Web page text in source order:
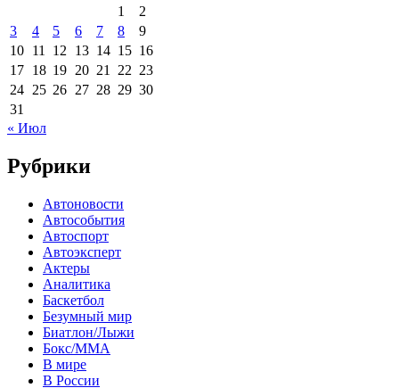
1
2
3
4 5 6 7 8
9
10 11 12 13 14 15 16
17 18 19 20 21 22 23
24 25 26 27 28 29 30
31
« Июл
Рубрики
Автоновости
Автособытия
Автоспорт
Автоэксперт
Актеры
Аналитика
Баскетбол
Безумный мир
Биатлон/Лыжи
Бокс/MMA
В мире
В России